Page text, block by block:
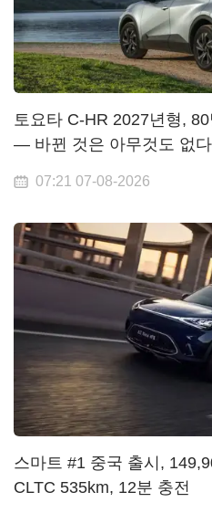
토요타 C-HR 2027년형,
— 바뀐 것은 아무것도 없다
07:21 07-08-2026
스마트 #1 중국 출시,
CLTC 535km, 12분 충전